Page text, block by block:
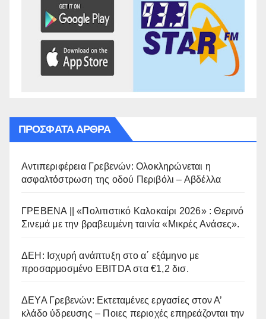
ΠΡΌΣΦΑΤΑ ΆΡΘΡΑ
Αντιπεριφέρεια Γρεβενών: Ολοκληρώνεται η
ασφαλτόστρωση της οδού Περιβόλι – Αβδέλλα
ΓΡΕΒΕΝΑ || «Πολιτιστικό Καλοκαίρι 2026» : Θερινό
Σινεμά με την βραβευμένη ταινία «Μικρές Ανάσες».
ΔΕΗ: Ισχυρή ανάπτυξη στο α΄ εξάμηνο με
προσαρμοσμένο EBITDA στα €1,2 δισ.
ΔΕΥΑ Γρεβενών: Εκτεταμένες εργασίες στον Α’
κλάδο ύδρευσης – Ποιες περιοχές επηρεάζονται την